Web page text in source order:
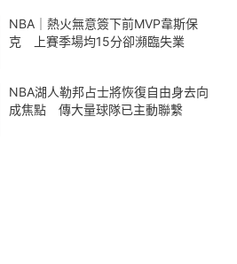
NBA｜熱火無意簽下前MVP韋斯保
克 上賽季場均15分卻瀕臨失業
NBA湖人勒邦占士將恢復自由身去向
成焦點 傳大量球隊已主動聯繫